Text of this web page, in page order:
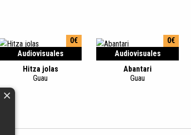
Audiovisuales
0€
Hitza jolas
Guau
Audiovisuales
0€
Abantari
Guau
×